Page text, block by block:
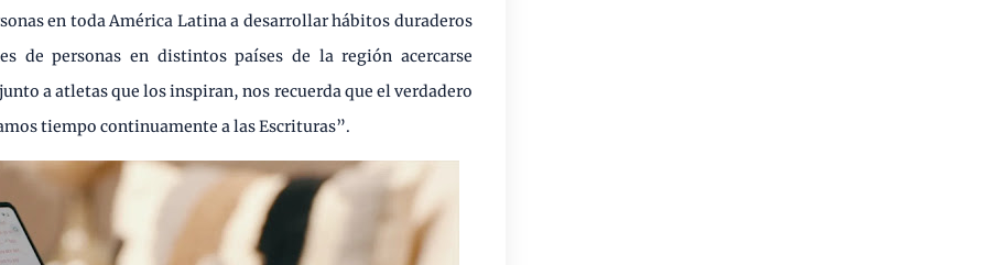
en toda América Latina a desarrollar hábitos duraderos
de personas en distintos países de la región acercarse
a atletas que los inspiran, nos recuerda que el verdadero
tiempo continuamente a las Escrituras”.